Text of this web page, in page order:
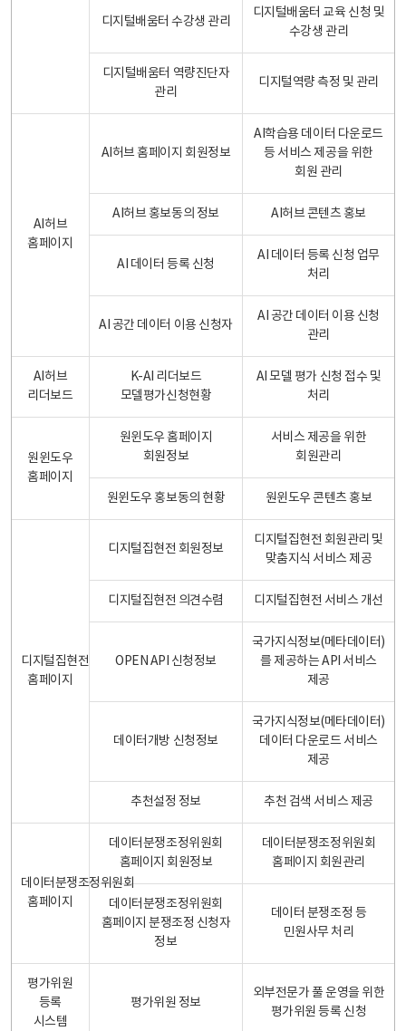
디지털배움터 수강생 관리
디지털배움터 교육 신청 및
수강생 관리
디지털배움터 역량진단자
관리
디지털역량 측정 및 관리
AI허브
홈페이지
AI허브 홈페이지 회원정보
AI학습용 데이터 다운로드
등 서비스 제공을 위한
회원 관리
AI허브 홍보동의 정보 AI허브 콘텐츠 홍보
AI 데이터 등록 신청
AI 데이터 등록 신청 업무
처리
AI 공간 데이터 이용 신청자
AI 공간 데이터 이용 신청
관리
AI허브
리더보드
K-AI 리더보드
모델평가신청현황
AI 모델 평가 신청 접수 및
처리
원윈도우
홈페이지
원윈도우 홈페이지
회원정보
서비스 제공을 위한
회원관리
원윈도우 홍보동의 현황 원윈도우 콘텐츠 홍보
디지털집현전
홈페이지
디지털집현전 회원정보
디지털집현전 회원관리 및
맞춤지식 서비스 제공
디지털집현전 의견수렴 디지털집현전 서비스 개선
OPEN API 신청정보
국가지식정보(메타데이터)
를 제공하는 API 서비스
제공
데이터개방 신청정보
국가지식정보(메타데이터)
데이터 다운로드 서비스
제공
추천설정 정보 추천 검색 서비스 제공
데이터분쟁조정위원회
홈페이지
데이터분쟁조정위원회
홈페이지 회원정보
데이터분쟁조정위원회
홈페이지 회원관리
데이터분쟁조정위원회
홈페이지 분쟁조정 신청자
정보
데이터 분쟁조정 등
민원사무 처리
평가위원
등록
시스템
평가위원 정보
외부전문가 풀 운영을 위한
평가위원 등록 신청